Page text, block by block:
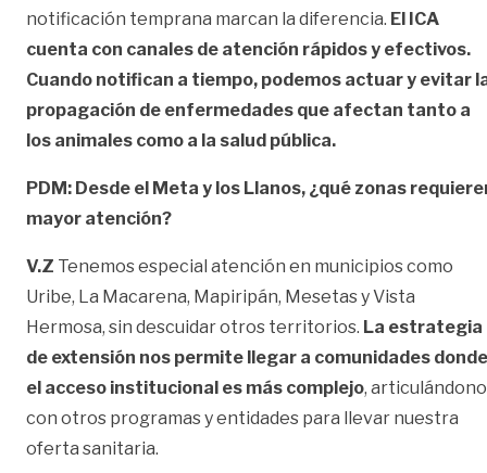
notificación temprana marcan la diferencia. El ICA
cuenta con canales de atención rápidos y efectivos.
Cuando notifican a tiempo, podemos actuar y evitar
propagación de enfermedades que afectan tanto a
los animales como a la salud pública.
PDM: Desde el Meta y los Llanos, ¿qué zonas
mayor atención?
V.Z Tenemos especial atención en municipios como
Uribe, La Macarena, Mapiripán, Mesetas y Vista
Hermosa, sin descuidar otros territorios. La estrategia
de extensión nos permite llegar a comunidades donde
el acceso institucional es más complejo,
con otros programas y entidades para llevar nuestra
oferta sanitaria.